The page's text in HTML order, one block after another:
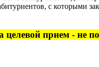
с которыми
прием - не